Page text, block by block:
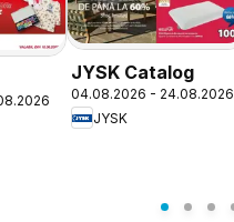
JYSK Catalog
04.08.2026 - 24.08.2026
JYSK